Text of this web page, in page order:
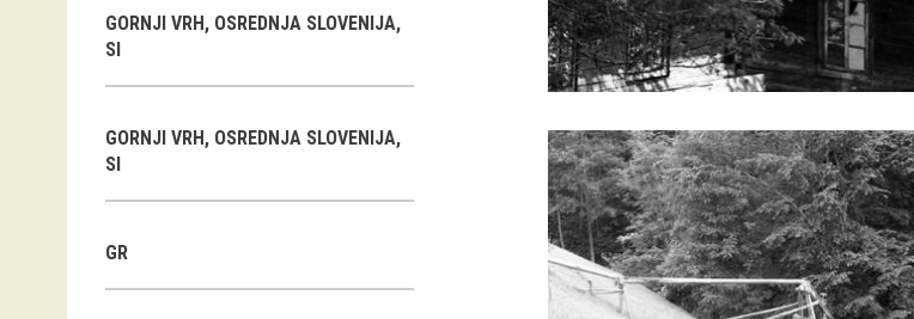
GORNJI VRH, OSREDNJA SLOVENIJA,
SI
GORNJI VRH, OSREDNJA SLOVENIJA,
SI
GR